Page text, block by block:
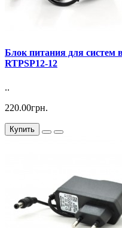
Блок питания для систем
RTPSP12-12
..
220.00грн.
Купить